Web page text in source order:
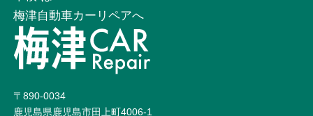
梅津自動車カーリペアへ
〒890-0034
鹿児島県鹿児島市田上町4006-1